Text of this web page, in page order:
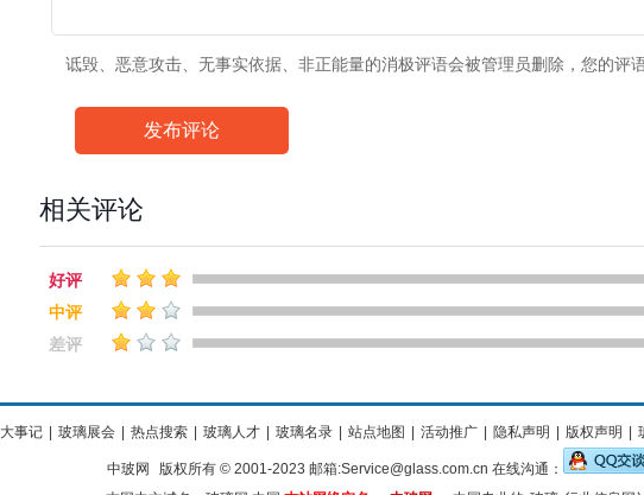
诋毁、恶意攻击、无事实依据、非正能量的消极评语会被管理员删除，您的评
发布评论
相关评论
好评
中评
差评
大事记 玻璃展会 热点搜索 玻璃人才 玻璃名录 站点地图 活动推广 隐私声明 版权声明
中玻网
版权所有 © 2001-2023 邮箱:Service@glass.com.cn 在线沟通：